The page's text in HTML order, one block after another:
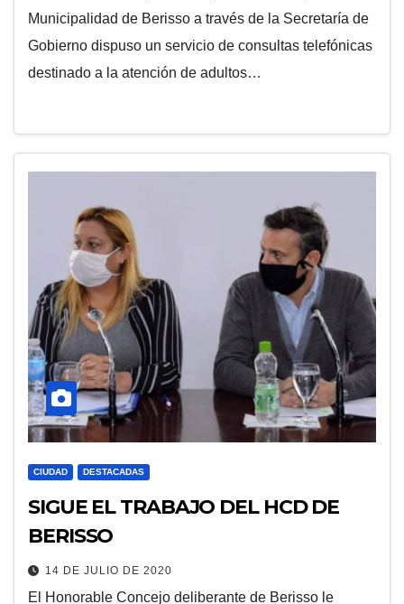
Municipalidad de Berisso a través de la Secretaría de
Gobierno dispuso un servicio de consultas telefónicas
destinado a la atención de adultos…
CIUDAD DESTACADAS
SIGUE EL TRABAJO DEL HCD DE
BERISSO
14 DE JULIO DE 2020
El Honorable Concejo deliberante de Berisso le